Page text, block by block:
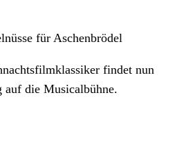
für Aschenbrödel
findet nun
auf die Musicalbühne.